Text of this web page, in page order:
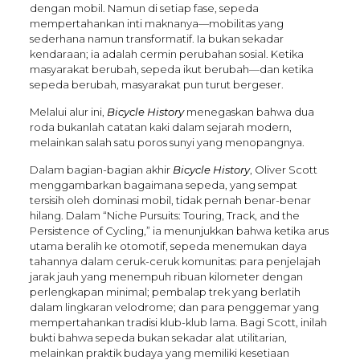
dengan mobil. Namun di setiap fase, sepeda
mempertahankan inti maknanya—mobilitas yang
sederhana namun transformatif. Ia bukan sekadar
kendaraan; ia adalah cermin perubahan sosial. Ketika
masyarakat berubah, sepeda ikut berubah—dan ketika
sepeda berubah, masyarakat pun turut bergeser.
Melalui alur ini, Bicycle Historymenegaskan bahwa dua
roda bukanlah catatan kaki dalam sejarah modern,
melainkan salah satu poros sunyi yang menopangnya.
Dalam bagian-bagian akhir Bicycle History, Oliver Scott
menggambarkan bagaimana sepeda, yang sempat
tersisih oleh dominasi mobil, tidak pernah benar-benar
hilang. Dalam “Niche Pursuits: Touring, Track, and the
Persistence of Cycling,” ia menunjukkan bahwa ketika arus
utama beralih ke otomotif, sepeda menemukan daya
tahannya dalam ceruk-ceruk komunitas: para penjelajah
jarak jauh yang menempuh ribuan kilometer dengan
perlengkapan minimal; pembalap trek yang berlatih
dalam lingkaran velodrome; dan para penggemar yang
mempertahankan tradisi klub-klub lama. Bagi Scott, inilah
bukti bahwa sepeda bukan sekadar alat utilitarian,
melainkan praktik budaya yang memiliki kesetiaan